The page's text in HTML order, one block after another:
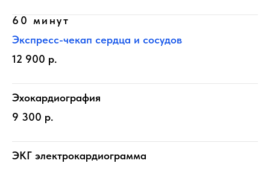
60 минут
Экспресс-чекап сердца и сосудов
12 900 р.
Эхокардиография
9 300 р.
ЭКГ электрокардиограмма